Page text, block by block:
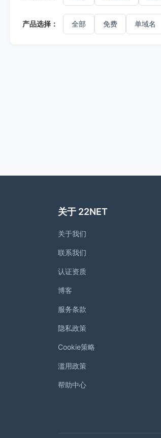
产品选择： 全部 免费 单域名
关于 22NET
关于我们
联系我们
认证资质
博客
服务条款
隐私政策
Cookie策略
滥用政策
帮助中心